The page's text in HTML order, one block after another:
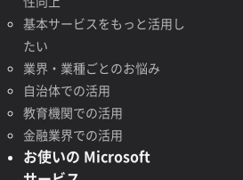
基本サービスをもっと活用し
たい
業界・業種ごとのお悩み
自治体での活用
教育機関での活用
金融業界での活用
お使いの Microsoft